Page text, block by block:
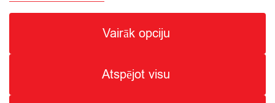
© Citro Ventspils 2026
SPECIĀLĀ ATĻAUJA ALKOHOLISKO DZĒRIENU
Vairāk opciju
Atspējot visu